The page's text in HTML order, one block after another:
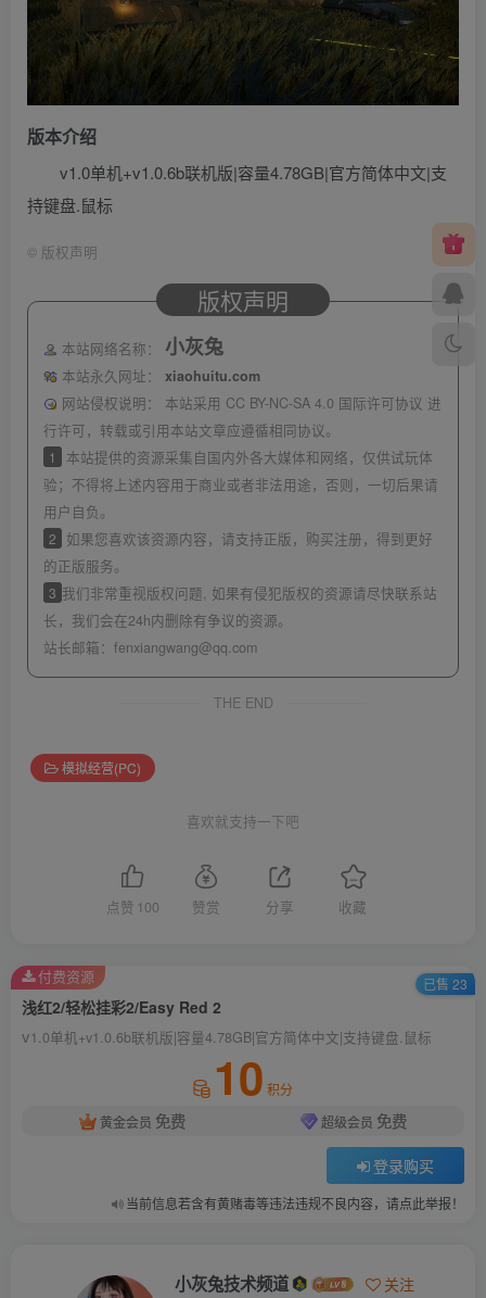
版本介绍
v1.0单机+v1.0.6b联机版|容量4.78GB|官方简体中文|支
持键盘.鼠标
© 版权声明
版权声明
本站网络名称： 小灰兔
本站永久网址：
xiaohuitu.com
网站侵权说明：
本站采用 CC BY-NC-SA 4.0 国际许可协议 进
行许可，转载或引用本站文章应遵循相同协议。
1
本站提供的资源采集自国内外各大媒体和网络，仅供试玩体
验；不得将上述内容用于商业或者非法用途，否则，一切后果请
用户自负。
2
如果您喜欢该资源内容，请支持正版，购买注册，得到更好
的正版服务。
3 我们非常重视版权问题, 如果有侵犯版权的资源请尽快联系站
长，我们会在24h内删除有争议的资源。
站长邮箱： fenxiangwang@qq.com
THE END
模拟经营(PC)
喜欢就支持一下吧
点赞 100 赞赏 分享 收藏
浅红2/轻松挂彩2/Easy Red 2
v1.0单机+v1.0.6b联机版|容量4.78GB|官方简体中文|支持键盘.鼠标
10 积分
黄金会员 免费 超级会员 免费
登录购买
当前信息若含有黄赌毒等违法违规不良内容，请点此举报！
付费资源 已售 23
小灰兔技术频道 关注